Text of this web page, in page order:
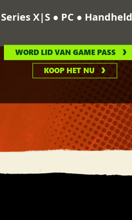
X|S ● PC ● Handheld
WORD LID VAN GAME PASS
KOOP HET NU